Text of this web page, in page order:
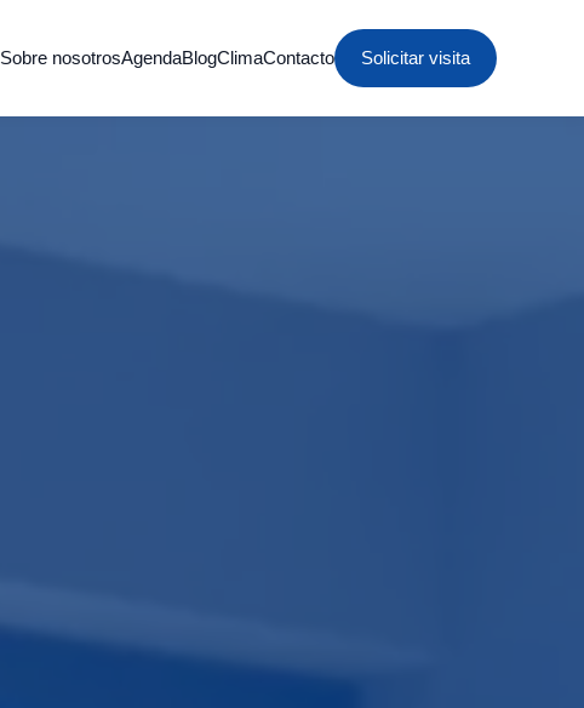
Sobre nosotrosAgendaBlogClimaContacto Solicitar visita